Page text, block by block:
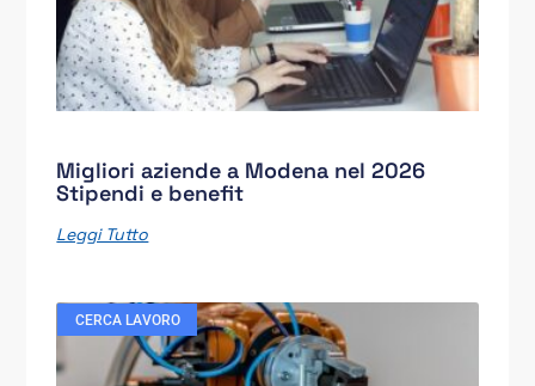
Migliori aziende a Modena nel 2026
Stipendi e benefit
Leggi Tutto
CERCA LAVORO